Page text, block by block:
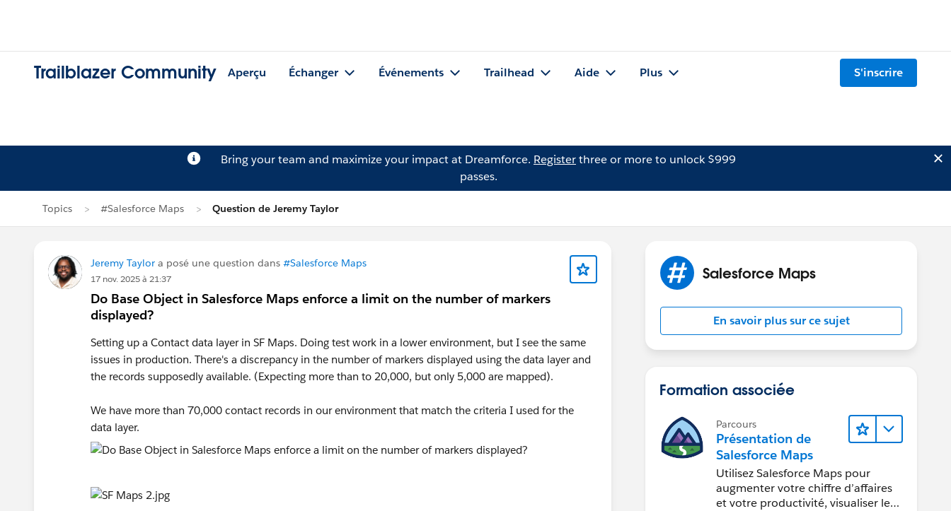
Trailblazer Community Aperçu Échanger Événements Trailhead Aide Plus S'inscrire
Bring your team and maximize your impact at Dreamforce. Registerthree or more to unlock $999
passes.
Topics #Salesforce Maps Question de Jeremy Taylor
Jeremy Taylor a posé une question dans #Salesforce Maps
17 nov. 2025 à 21:37
Do Base Object in Salesforce Maps enforce a limit on the number of markers
displayed?
Setting up a Contact data layer in SF Maps. Doing test work in a lower environment, but I see the same
issues in production. There's a discrepancy in the number of markers displayed using the data layer and
the records supposedly available. (Expecting more than to 20,000, but only 5,000 are mapped).
We have more than 70,000 contact records in our environment that match the criteria I used for the
data layer.
Salesforce Maps
En savoir plus sur ce sujet
Formation associée
Parcours
Présentation de
Salesforce Maps
Utilisez Salesforce Maps pour
augmenter votre chiffre d’affaires
et votre productivité, visualiser les